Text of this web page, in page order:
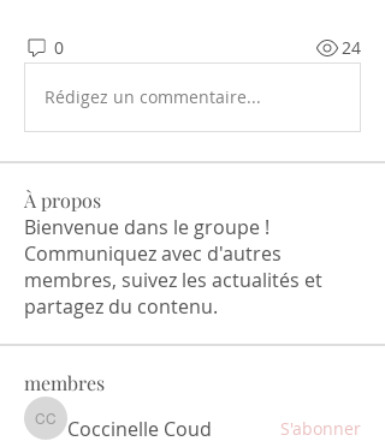
0 24
Rédigez un commentaire...
À propos
Bienvenue dans le groupe !
Communiquez avec d'autres
membres, suivez les actualités et
partagez du contenu.
membres
Coccinelle Coud
Coccinelle Coud S'abonner